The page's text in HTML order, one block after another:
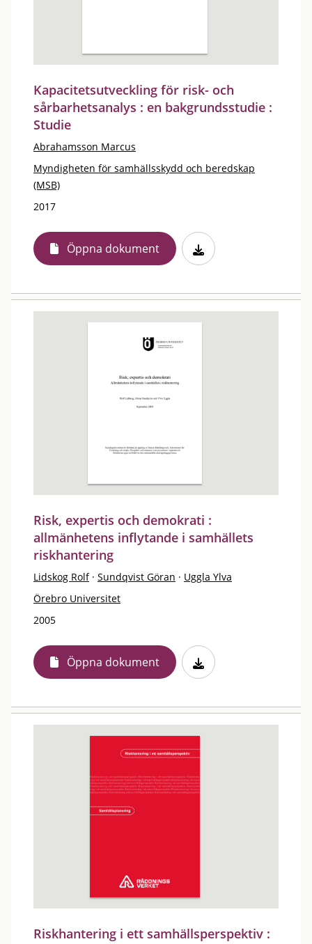
Kapacitetsutveckling för risk- och
sårbarhetsanalys : en bakgrundsstudie :
Studie
Abrahamsson Marcus
Myndigheten för samhällsskydd och beredskap
(MSB)
2017
Öppna dokument
Risk, expertis och demokrati :
allmänhetens inflytande i samhällets
riskhantering
Lidskog Rolf · Sundqvist Göran · Uggla Ylva
Örebro Universitet
2005
Öppna dokument
Riskhantering i ett samhällsperspektiv :